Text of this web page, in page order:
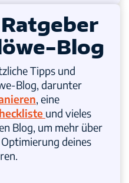
Blog
Tipps und
Blog, darunter
, eine
und vieles
Blog, um mehr über
deines